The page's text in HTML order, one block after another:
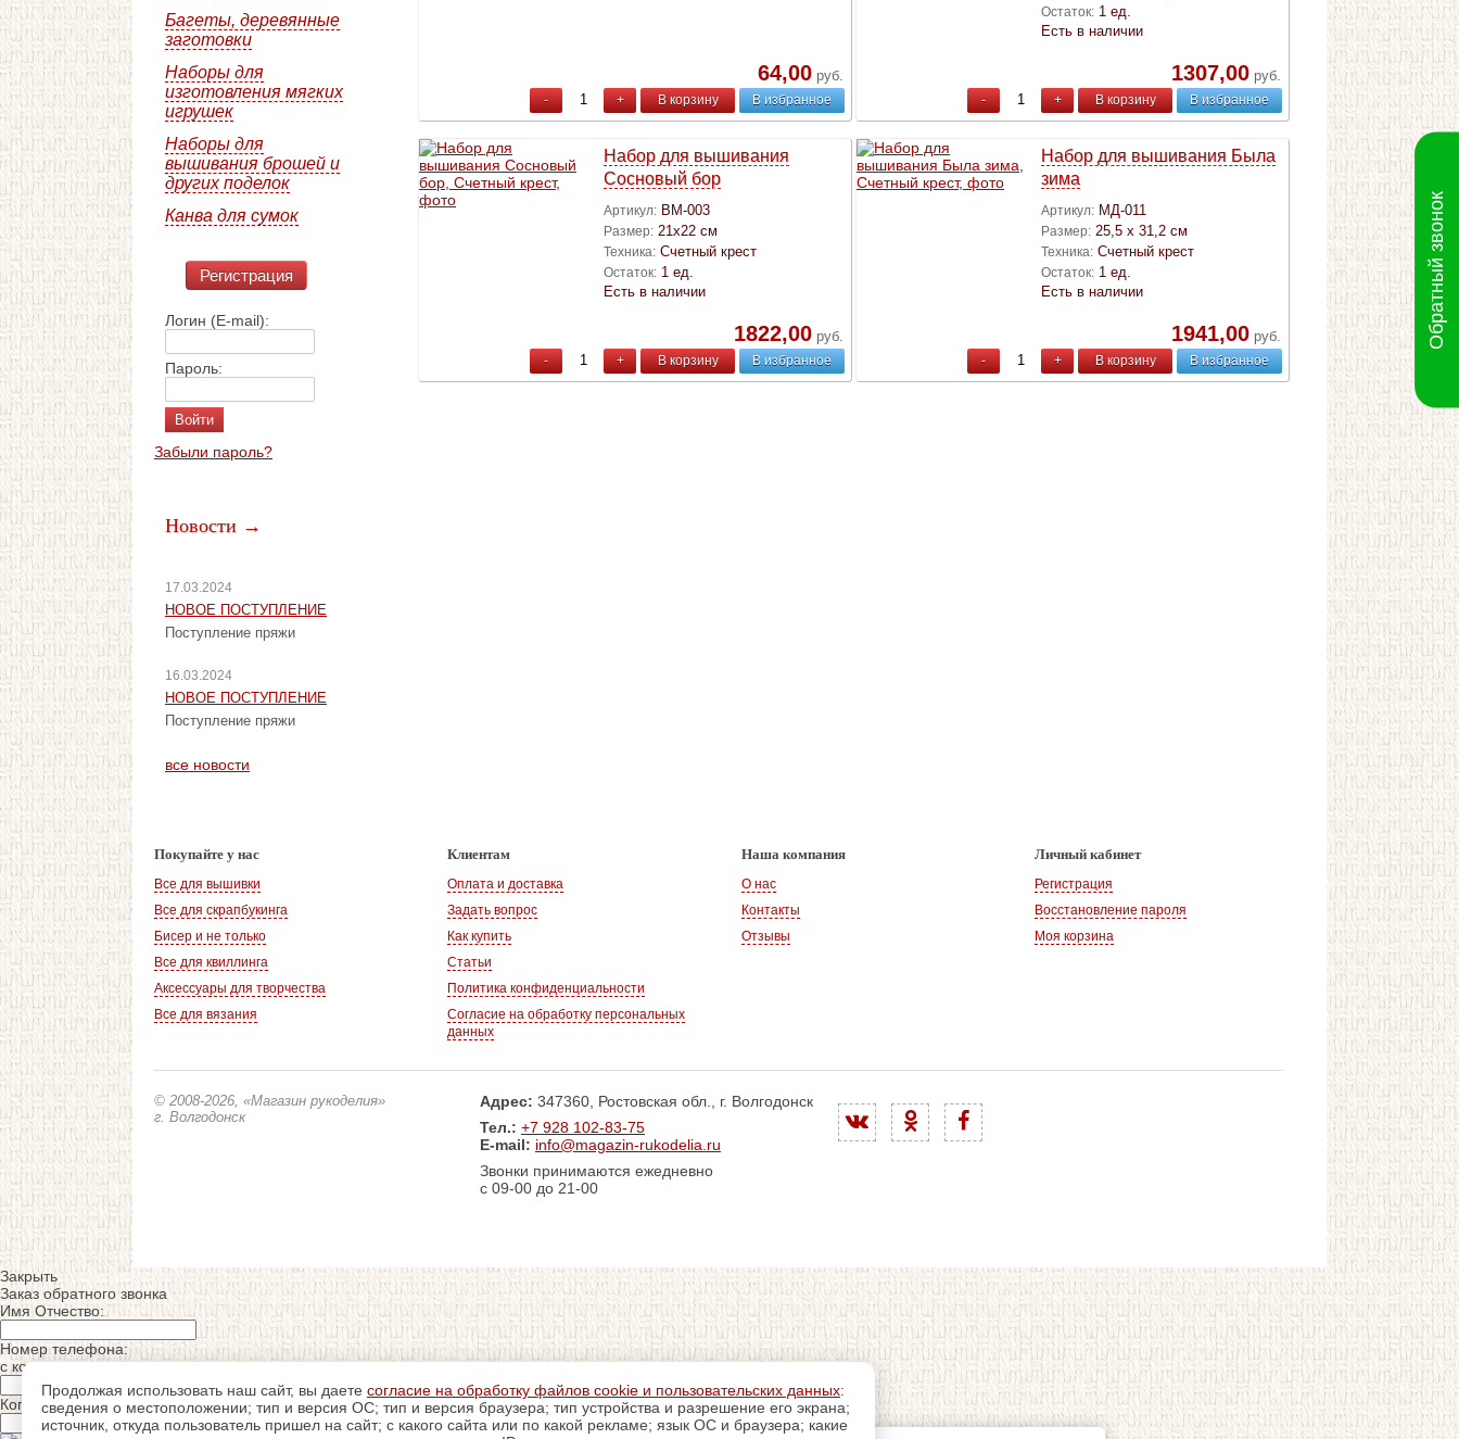
Багеты, деревянные
заготовки
Наборы для
изготовления мягких
игрушек
Наборы для
вышивания брошей и
других поделок
Канва для сумок
Регистрация
Логин (E-mail):
Пароль:
Забыли пароль?
Новости →
17.03.2024
НОВОЕ ПОСТУПЛЕНИЕ
Поступление пряжи
16.03.2024
НОВОЕ ПОСТУПЛЕНИЕ
Поступление пряжи
все новости
64,00 руб.
- + В корзину В избранное
Остаток: 1 ед.
Есть в наличии
1307,00 руб.
- + В корзину В избранное
Набор для вышивания
Сосновый бор
Артикул: ВМ-003
Размер: 21х22 см
Техника: Счетный крест
Остаток: 1 ед.
Есть в наличии
1822,00 руб.
- + В корзину В избранное
Набор для вышивания Была
зима
Артикул: МД-011
Размер: 25,5 х 31,2 см
Техника: Счетный крест
Остаток: 1 ед.
Есть в наличии
1941,00 руб.
- + В корзину В избранное
Покупайте у нас
Все для вышивки
Все для скрапбукинга
Бисер и не только
Все для квиллинга
Аксессуары для творчества
Все для вязания
Клиентам
Оплата и доставка
Задать вопрос
Как купить
Статьи
Политика конфиденциальности
Согласие на обработку персональных
данных
Наша компания
О нас
Контакты
Отзывы
Личный кабинет
Регистрация
Восстановление пароля
Моя корзина
© 2008-2026, «Магазин рукоделия»
г. Волгодонск
Адрес: 347360, Ростовская обл., г. Волгодонск
Тел.: +7 928 102-83-75
E-mail: info@magazin-rukodelia.ru
Звонки принимаются ежедневно
с 09-00 до 21-00
Обратный звонок
Продолжая использовать наш сайт, вы даете согласие на обработку файлов cookie и пользовательских данных:
сведения о местоположении; тип и версия ОС; тип и версия браузера; тип устройства и разрешение его экрана;
источник, откуда пользователь пришел на сайт; с какого сайта или по какой рекламе; язык ОС и браузера; какие
Закрыть
Заказ обратного звонка
Имя Отчество:
Номер телефона:
с кодом города
Когда позвонить?